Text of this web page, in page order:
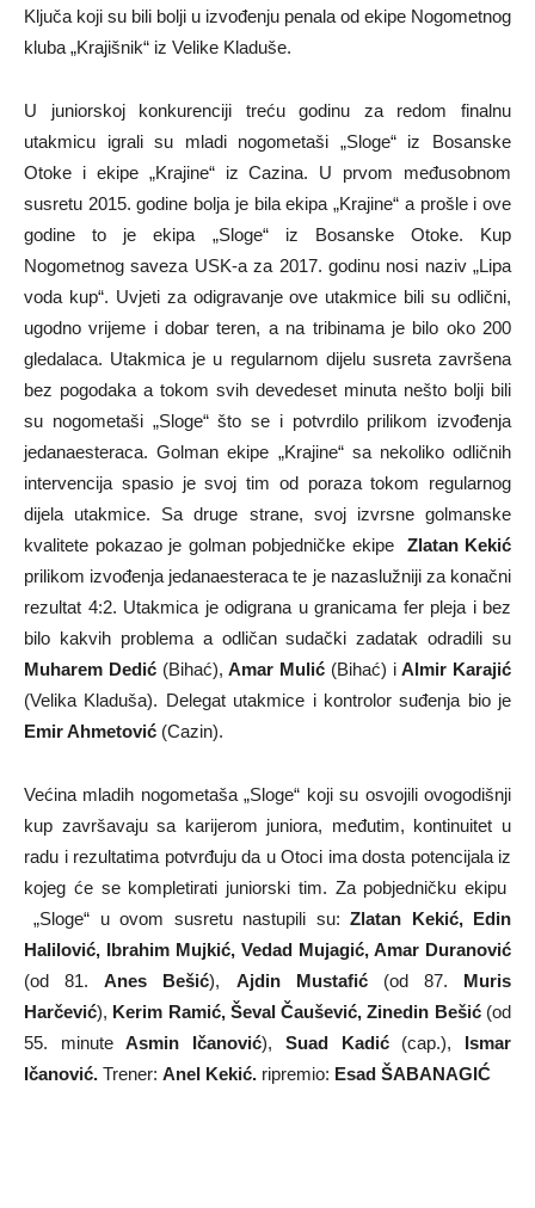
Ključa koji su bili bolji u izvođenju penala od ekipe Nogometnog
kluba „Krajišnik“ iz Velike Kladuše.
U juniorskoj konkurenciji treću godinu za redom finalnu
utakmicu igrali su mladi nogometaši „Sloge“ iz Bosanske
Otoke i ekipe „Krajine“ iz Cazina. U prvom međusobnom
susretu 2015. godine bolja je bila ekipa „Krajine“ a prošle i ove
godine to je ekipa „Sloge“ iz Bosanske Otoke. Kup
Nogometnog saveza USK-a za 2017. godinu nosi naziv „Lipa
voda kup“. Uvjeti za odigravanje ove utakmice bili su odlični,
ugodno vrijeme i dobar teren, a na tribinama je bilo oko 200
gledalaca. Utakmica je u regularnom dijelu susreta završena
bez pogodaka a tokom svih devedeset minuta nešto bolji bili
su nogometaši „Sloge“ što se i potvrdilo prilikom izvođenja
jedanaesteraca. Golman ekipe „Krajine“ sa nekoliko odličnih
intervencija spasio je svoj tim od poraza tokom regularnog
dijela utakmice. Sa druge strane, svoj izvrsne golmanske
kvalitete pokazao je golman pobjedničke ekipe Zlatan Kekić
prilikom izvođenja jedanaesteraca te je nazaslužniji za konačni
rezultat 4:2. Utakmica je odigrana u granicama fer pleja i bez
bilo kakvih problema a odličan sudački zadatak odradili su
Muharem Dedić(Bihać),Amar Mulić (Bihać) iAlmir Karajić
(Velika Kladuša). Delegat utakmice i kontrolor suđenja bio je
Emir Ahmetović (Cazin).
Većina mladih nogometaša „Sloge“ koji su osvojili ovogodišnji
kup završavaju sa karijerom juniora, međutim, kontinuitet u
radu i rezultatima potvrđuju da u Otoci ima dosta potencijala iz
kojeg će se kompletirati juniorski tim. Za pobjedničku ekipu
„Sloge“ u ovom susretu nastupili su:Zlatan Kekić, Edin
Halilović, Ibrahim Mujkić, Vedad Mujagić, Amar Duranović
(od 81.Anes Bešić), Ajdin Mustafić(od 87. Muris
Harčević), Kerim Ramić, Ševal Čaušević, Zinedin Bešić (od
55. minuteAsmin Ičanović), Suad Kadić(cap.), Ismar
Ičanović. Trener: Anel Kekić. ripremio: Esad ŠABANAGIĆ